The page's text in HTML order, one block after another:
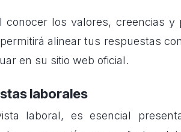
los valores, creencias y
alinear tus respuestas
en su sitio web oficial.
laborales
laboral, es esencial